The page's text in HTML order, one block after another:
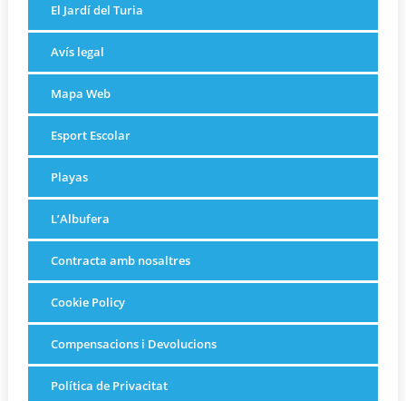
El Jardí del Turia
Avís legal
Mapa Web
Esport Escolar
Playas
L’Albufera
Contracta amb nosaltres
Cookie Policy
Compensacions i Devolucions
Política de Privacitat